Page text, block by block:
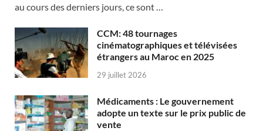
au cours des derniers jours, ce sont …
CCM: 48 tournages
cinématographiques et télévisées
étrangers au Maroc en 2025
29 juillet 2026
Médicaments : Le gouvernement
adopte un texte sur le prix public de
vente